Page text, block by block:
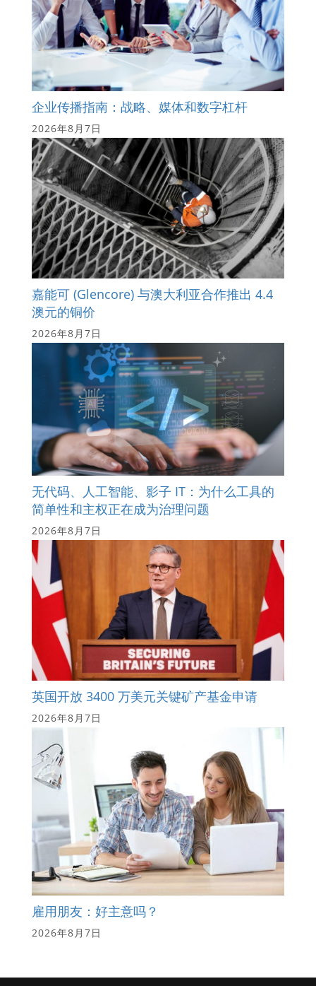
企业传播指南：战略、媒体和数字杠杆
2026年8月7日
嘉能可 (Glencore) 与澳大利亚合作推出 4.4
澳元的铜价
2026年8月7日
无代码、人工智能、影子 IT：为什么工具的
简单性和主权正在成为治理问题
2026年8月7日
英国开放 3400 万美元关键矿产基金申请
2026年8月7日
雇用朋友：好主意吗？
2026年8月7日